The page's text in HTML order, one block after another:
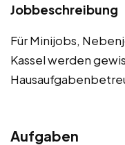
Jobbeschreibung
Für Minijobs,
Kassel werden
Aufgaben